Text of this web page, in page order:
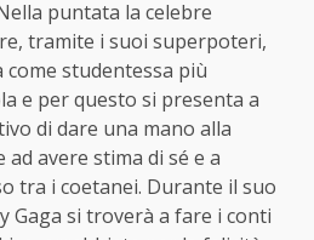
puntata la celebre
tramite i suoi superpoteri,
come studentessa più
e per questo si presenta a
di dare una mano alla
avere stima di sé e a
tra i coetanei. Durante il suo
Gaga si troverà a fare i conti